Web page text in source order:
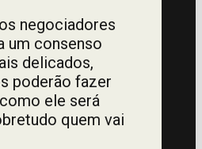
negociadores
um consenso
delicados,
poderão fazer
ele será
quem vai